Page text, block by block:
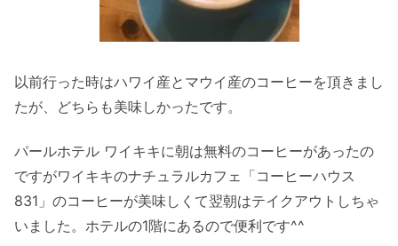
以前行った時はハワイ産とマウイ産のコーヒーを頂きまし
たが、どちらも美味しかったです。
パールホテル ワイキキに朝は無料のコーヒーがあったの
ですがワイキキのナチュラルカフェ「コーヒーハウス
831」のコーヒーが美味しくて翌朝はテイクアウトしちゃ
いました。ホテルの1階にあるので便利です^^